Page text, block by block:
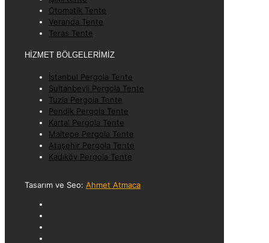
Otomatik Tente
Veranda Tente
Teras Tente
HİZMET BÖLGELERİMİZ
İstanbul Pergola Tente
Sultanbeyli Pergola Tente
Tuzla Pergola Tente
Pendik Pergola Tente
Kartal Pergola Tente
Maltepe Pergola Tente
Ataşehir Pergola Tente
Kadıköy Pergola Tente
Tasarım ve Seo: Ahmet Atmaca